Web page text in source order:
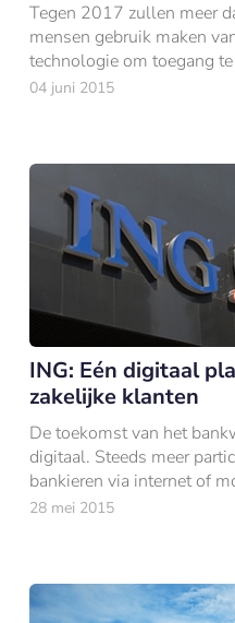
Tegen 2017 zullen meer
mensen gebruik maken
technologie om toegang
bankdiensten.
04 juni 2015
ING: Eén digitaal
zakelijke klanten
De toekomst van het
digitaal. Steeds meer
bankieren via internet of
28 mei 2015